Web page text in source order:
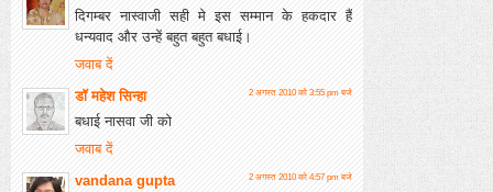
दिगम्बर नास्वाजी सही मे इस सम्मान के हकदार हैं
धन्यवाद और उन्हें बहुत बहुत बधाई।
जवाब दें
डॉ महेश सिन्हा
2 अगस्त 2010 को 3:55 pm बजे
बधाई नासवा जी को
जवाब दें
vandana gupta
2 अगस्त 2010 को 4:57 pm बजे